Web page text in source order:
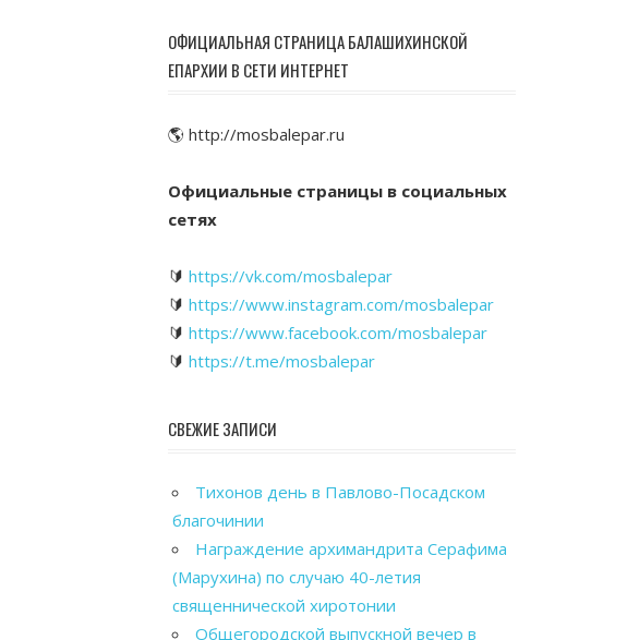
ОФИЦИАЛЬНАЯ СТРАНИЦА БАЛАШИХИНСКОЙ
ЕПАРХИИ В СЕТИ ИНТЕРНЕТ
🌎 http://mosbalepar.ru
Официальные страницы в социальных
сетях
🔰 https://vk.com/mosbalepar
🔰 https://www.instagram.com/mosbalepar
🔰 https://www.facebook.com/mosbalepar
🔰 https://t.me/mosbalepar
СВЕЖИЕ ЗАПИСИ
Тихонов день в Павлово-Посадском
благочинии
Награждение архимандрита Серафима
(Марухина) по случаю 40-летия
священнической хиротонии
Общегородской выпускной вечер в